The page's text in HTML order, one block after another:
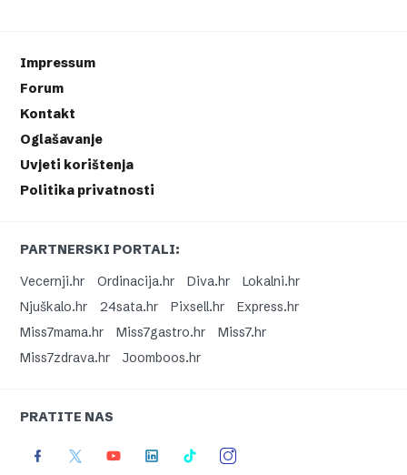
Impressum
Forum
Kontakt
Oglašavanje
Uvjeti korištenja
Politika privatnosti
PARTNERSKI PORTALI:
Vecernji.hr
Ordinacija.hr Diva.hr
Lokalni.hr
Njuškalo.hr
24sata.hr Pixsell.hr
Express.hr
Miss7mama.hr
Miss7gastro.hr
Miss7.hr
Miss7zdrava.hr
Joomboos.hr
PRATITE NAS